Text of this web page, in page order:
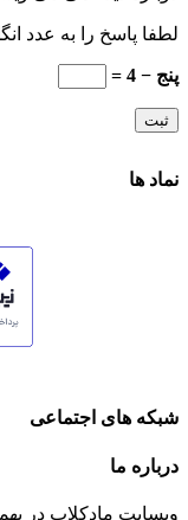
لطفا پاسخ را به عدد
پنج − 4 =
نماد ها
شبکه های اجتماعی
درباره ما